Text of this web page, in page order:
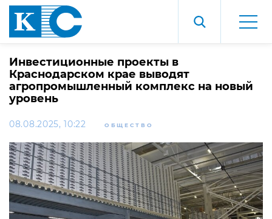
Инвестиционные проекты в
Краснодарском крае выводят
агропромышленный комплекс на новый
уровень
08.08.2025, 10:22 ОБЩЕСТВО